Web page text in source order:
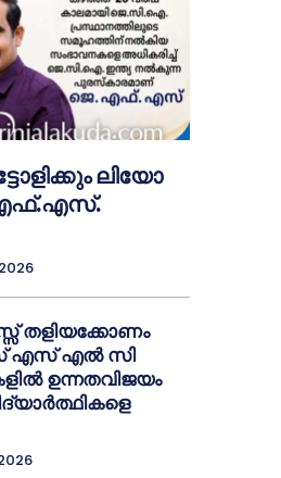
ലിയോ
തളിയക്കോണം
എസ് എൽ സി
ഉന്നതവിജയം